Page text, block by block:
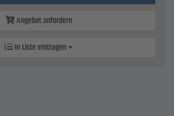
Angebot anfordern
In Liste eintragen